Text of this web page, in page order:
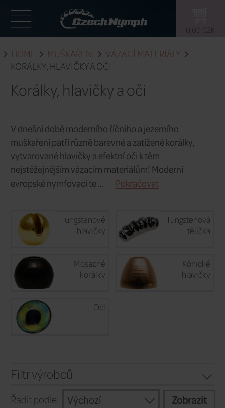
HOME
KORÁLKY, HLAVIČKY A OČI
Korálky, hlavičky a oči
V dnešní době moderního říčního a
vytvarované hlavičky a efektní oči k
nejstěžejnějším vázacím materiálům!
evropské nymfovací te ...
Tungstenové